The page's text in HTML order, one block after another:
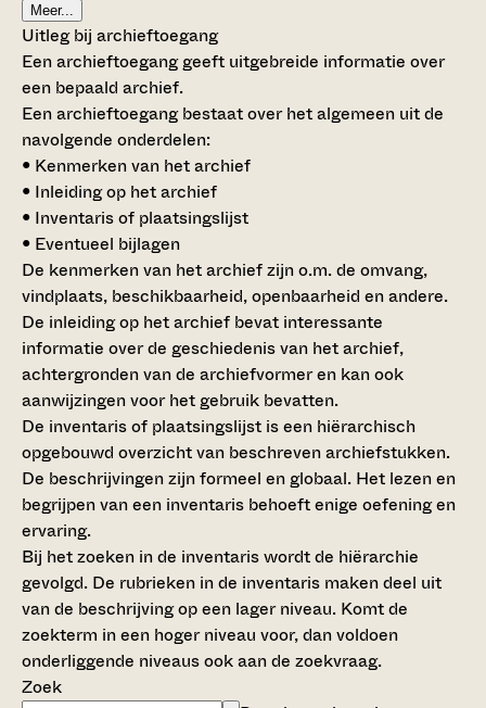
Meer...
Uitleg bij archieftoegang
Een archieftoegang geeft uitgebreide informatie over
een bepaald archief.
Een archieftoegang bestaat over het algemeen uit de
navolgende onderdelen:
• Kenmerken van het archief
• Inleiding op het archief
• Inventaris of plaatsingslijst
• Eventueel bijlagen
De kenmerken van het archief zijn o.m. de omvang,
vindplaats, beschikbaarheid, openbaarheid en andere.
De inleiding op het archief bevat interessante
informatie over de geschiedenis van het archief,
achtergronden van de archiefvormer en kan ook
aanwijzingen voor het gebruik bevatten.
De inventaris of plaatsingslijst is een hiërarchisch
opgebouwd overzicht van beschreven archiefstukken.
De beschrijvingen zijn formeel en globaal. Het lezen en
begrijpen van een inventaris behoeft enige oefening en
ervaring.
Bij het zoeken in de inventaris wordt de hiërarchie
gevolgd. De rubrieken in de inventaris maken deel uit
van de beschrijving op een lager niveau. Komt de
zoekterm in een hoger niveau voor, dan voldoen
onderliggende niveaus ook aan de zoekvraag.
Zoek